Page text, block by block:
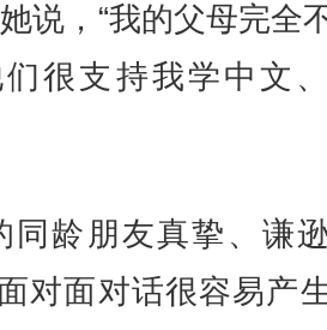
说，“我的父母完全
很支持我学中文
龄朋友真挚、谦
对面对话很容易产